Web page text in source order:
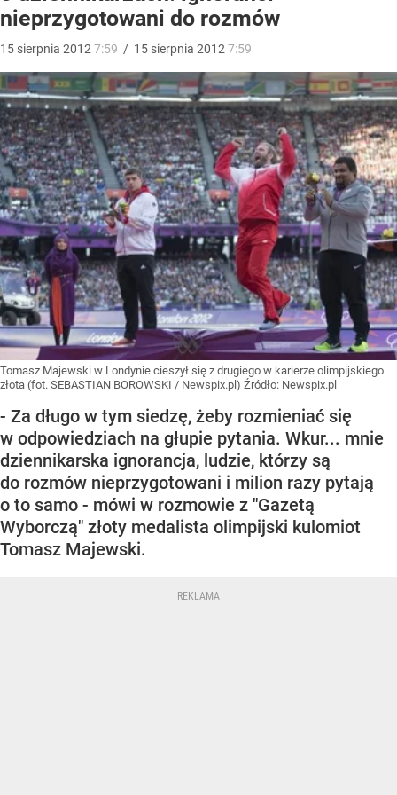
nieprzygotowani do rozmów
15 sierpnia 2012 7:59 / 15 sierpnia 2012 7:59
Tomasz Majewski w Londynie cieszył się z drugiego w karierze olimpijskiego
złota (fot. SEBASTIAN BOROWSKI / Newspix.pl) Źródło: Newspix.pl
- Za długo w tym siedzę, żeby rozmieniać się
w odpowiedziach na głupie pytania. Wkur... mnie
dziennikarska ignorancja, ludzie, którzy są
do rozmów nieprzygotowani i milion razy pytają
o to samo - mówi w rozmowie z "Gazetą
Wyborczą" złoty medalista olimpijski kulomiot
Tomasz Majewski.